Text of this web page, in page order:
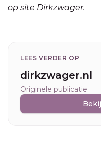
op site Dirkzwager.
LEES VERDER OP
dirkzwager.nl
Originele publicatie